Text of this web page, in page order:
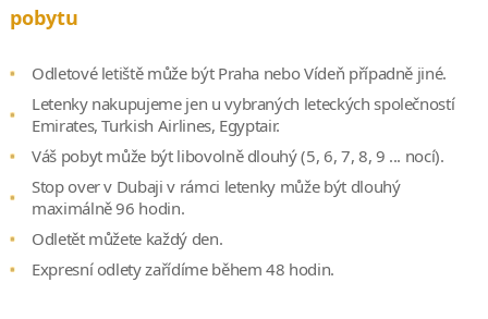
pobytu
Odletové letiště může být Praha nebo Vídeň případně jiné.
Letenky nakupujeme jen u vybraných leteckých společností
Emirates, Turkish Airlines, Egyptair.
Váš pobyt může být libovolně dlouhý (5, 6, 7, 8, 9 ... nocí).
Stop over v Dubaji v rámci letenky může být dlouhý
maximálně 96 hodin.
Odletět můžete každý den.
Expresní odlety zařídíme během 48 hodin.